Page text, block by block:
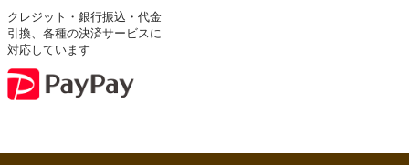
クレジット・銀行振込・代金
引換、各種の決済サービスに
対応しています